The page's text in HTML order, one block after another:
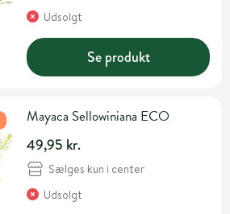
Udsolgt
Se produkt
Mayaca Sellowiniana ECO
49,95 kr.
Sælges kun i center
Udsolgt